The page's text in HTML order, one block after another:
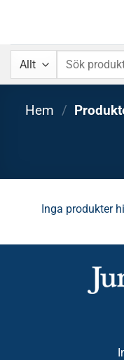
content
Sök
Hem /
Inga produkter